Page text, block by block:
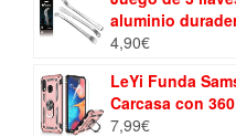
aluminio
4,90€
LeYi Funda
Carcasa con
7,99€